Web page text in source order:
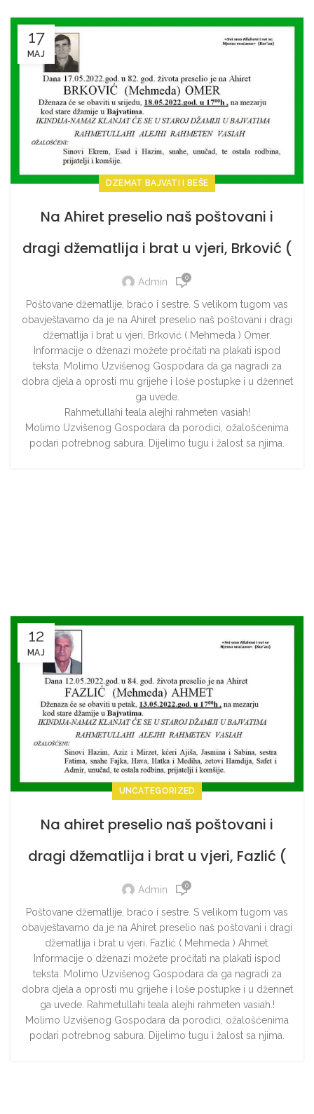
17
MAJ
DZEMAT BAJVATI I BEŠE
Na Ahiret preselio naš poštovani i
dragi džematlija i brat u vjeri, Brković (
Mehmeda ) Omer
Admin 0
Poštovane džematlije, braćo i sestre. S velikom tugom vas
obavještavamo da je na Ahiret preselio naš poštovani i dragi
džematlija i brat u vjeri, Brković ( Mehmeda ) Omer.
Informacije o dženazi možete pročitati na plakati ispod
teksta. Molimo Uzvišenog Gospodara da ga nagradi za
dobra djela a oprosti mu grijehe i loše postupke i u džennet
ga uvede.
Rahmetullahi teala alejhi rahmeten vasiah!
Molimo Uzvišenog Gospodara da porodici, ožalošćenima
podari potrebnog sabura. Dijelimo tugu i žalost sa njima.
12
MAJ
UNCATEGORIZED
Na ahiret preselio naš poštovani i
dragi džematlija i brat u vjeri, Fazlić (
Mehmeda ) Ahmet.
Admin 0
Poštovane džematlije, braćo i sestre. S velikom tugom vas
obavještavamo da je na Ahiret preselio naš poštovani i dragi
džematlija i brat u vjeri, Fazlić ( Mehmeda ) Ahmet.
Informacije o dženazi možete pročitati na plakati ispod
teksta. Molimo Uzvišenog Gospodara da ga nagradi za
dobra djela a oprosti mu grijehe i loše postupke i u džennet
ga uvede. Rahmetullahi teala alejhi rahmeten vasiah.!
Molimo Uzvišenog Gospodara da porodici, ožalošćenima
podari potrebnog sabura. Dijelimo tugu ì žalost sa njima.